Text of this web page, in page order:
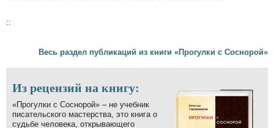
::
Весь раздел публикаций из книги «Прогулки с Соснорой»
Из рецензий на книгу:
«Прогулки с Соснорой» – не учебник
писательского мастерства, это книга о
судьбе человека, открывающего